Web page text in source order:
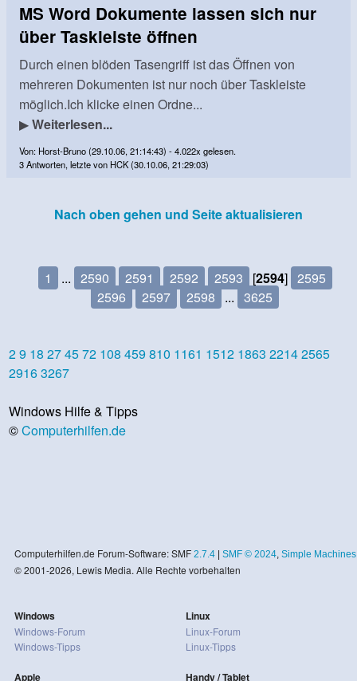
MS Word Dokumente lassen sich nur
über Taskleiste öffnen
Durch einen blöden Tasengriff ist das Öffnen von
mehreren Dokumenten ist nur noch über Taskleiste
möglich.Ich klicke einen Ordne...
▶Weiterlesen...
Von: Horst-Bruno (29.10.06, 21:14:43) - 4.022x gelesen.
3 Antworten, letzte von HCK (30.10.06, 21:29:03)
Nach oben gehen und Seite aktualisieren
1 ... 2590 2591 2592 2593 [2594] 2595
2596
2597 2598 ... 3625
29 18 274572 108 459 810 1161 1512 1863 22142565
29163267
Windows Hilfe & Tipps
©Computerhilfen.de
Computerhilfen.de Forum-Software: SMF 2.7.4| SMF © 2024, Simple Machines
© 2001-2026, Lewis Media. Alle Rechte vorbehalten
Windows
Windows-Forum
Windows-Tipps
Apple
Linux
Linux-Forum
Linux-Tipps
Handy / Tablet